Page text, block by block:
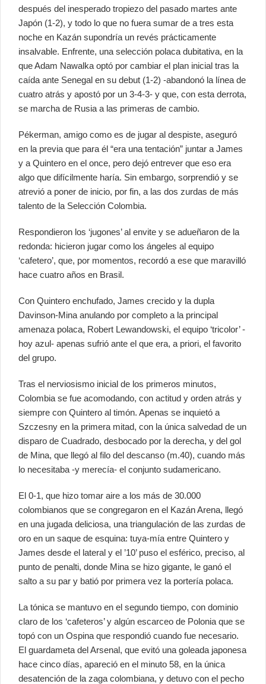
después del inesperado tropiezo del pasado martes ante
Japón (1-2), y todo lo que no fuera sumar de a tres esta
noche en Kazán supondría un revés prácticamente
insalvable. Enfrente, una selección polaca dubitativa, en la
que Adam Nawalka optó por cambiar el plan inicial tras la
caída ante Senegal en su debut (1-2) -abandonó la línea de
cuatro atrás y apostó por un 3-4-3- y que, con esta derrota,
se marcha de Rusia a las primeras de cambio.
Pékerman, amigo como es de jugar al despiste, aseguró
en la previa que para él “era una tentación” juntar a James
y a Quintero en el once, pero dejó entrever que eso era
algo que difícilmente haría. Sin embargo, sorprendió y se
atrevió a poner de inicio, por fin, a las dos zurdas de más
talento de la Selección Colombia.
Respondieron los ‘jugones’ al envite y se adueñaron de la
redonda: hicieron jugar como los ángeles al equipo
‘cafetero’, que, por momentos, recordó a ese que maravilló
hace cuatro años en Brasil.
Con Quintero enchufado, James crecido y la dupla
Davinson-Mina anulando por completo a la principal
amenaza polaca, Robert Lewandowski, el equipo ‘tricolor’ -
hoy azul- apenas sufrió ante el que era, a priori, el favorito
del grupo.
Tras el nerviosismo inicial de los primeros minutos,
Colombia se fue acomodando, con actitud y orden atrás y
siempre con Quintero al timón. Apenas se inquietó a
Szczesny en la primera mitad, con la única salvedad de un
disparo de Cuadrado, desbocado por la derecha, y del gol
de Mina, que llegó al filo del descanso (m.40), cuando más
lo necesitaba -y merecía- el conjunto sudamericano.
El 0-1, que hizo tomar aire a los más de 30.000
colombianos que se congregaron en el Kazán Arena, llegó
en una jugada deliciosa, una triangulación de las zurdas de
oro en un saque de esquina: tuya-mía entre Quintero y
James desde el lateral y el ’10’ puso el esférico, preciso, al
punto de penalti, donde Mina se hizo gigante, le ganó el
salto a su par y batió por primera vez la portería polaca.
La tónica se mantuvo en el segundo tiempo, con dominio
claro de los ‘cafeteros’ y algún escarceo de Polonia que se
topó con un Ospina que respondió cuando fue necesario.
El guardameta del Arsenal, que evitó una goleada japonesa
hace cinco días, apareció en el minuto 58, en la única
desatención de la zaga colombiana, y detuvo con el pecho